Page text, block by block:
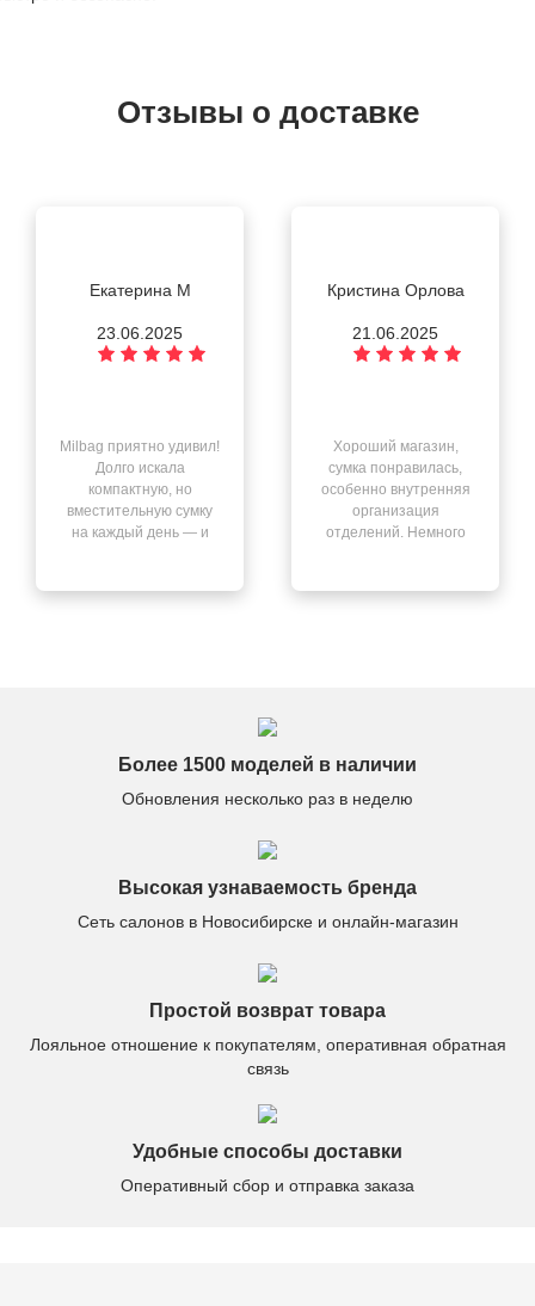
Отзывы о доставке
Екатерина М
23.06.2025
Milbag приятно удивил!
Долго искала
компактную, но
вместительную сумку
на каждый день — и
Кристина Орлова
21.06.2025
Хороший магазин,
сумка понравилась,
особенно внутренняя
организация
отделений. Немного
Более 1500 моделей в наличии
Обновления несколько раз в неделю
Высокая узнаваемость бренда
Сеть салонов в Новосибирске и онлайн-магазин
Простой возврат товара
Лояльное отношение к покупателям, оперативная обратная
связь
Удобные способы доставки
Оперативный сбор и отправка заказа